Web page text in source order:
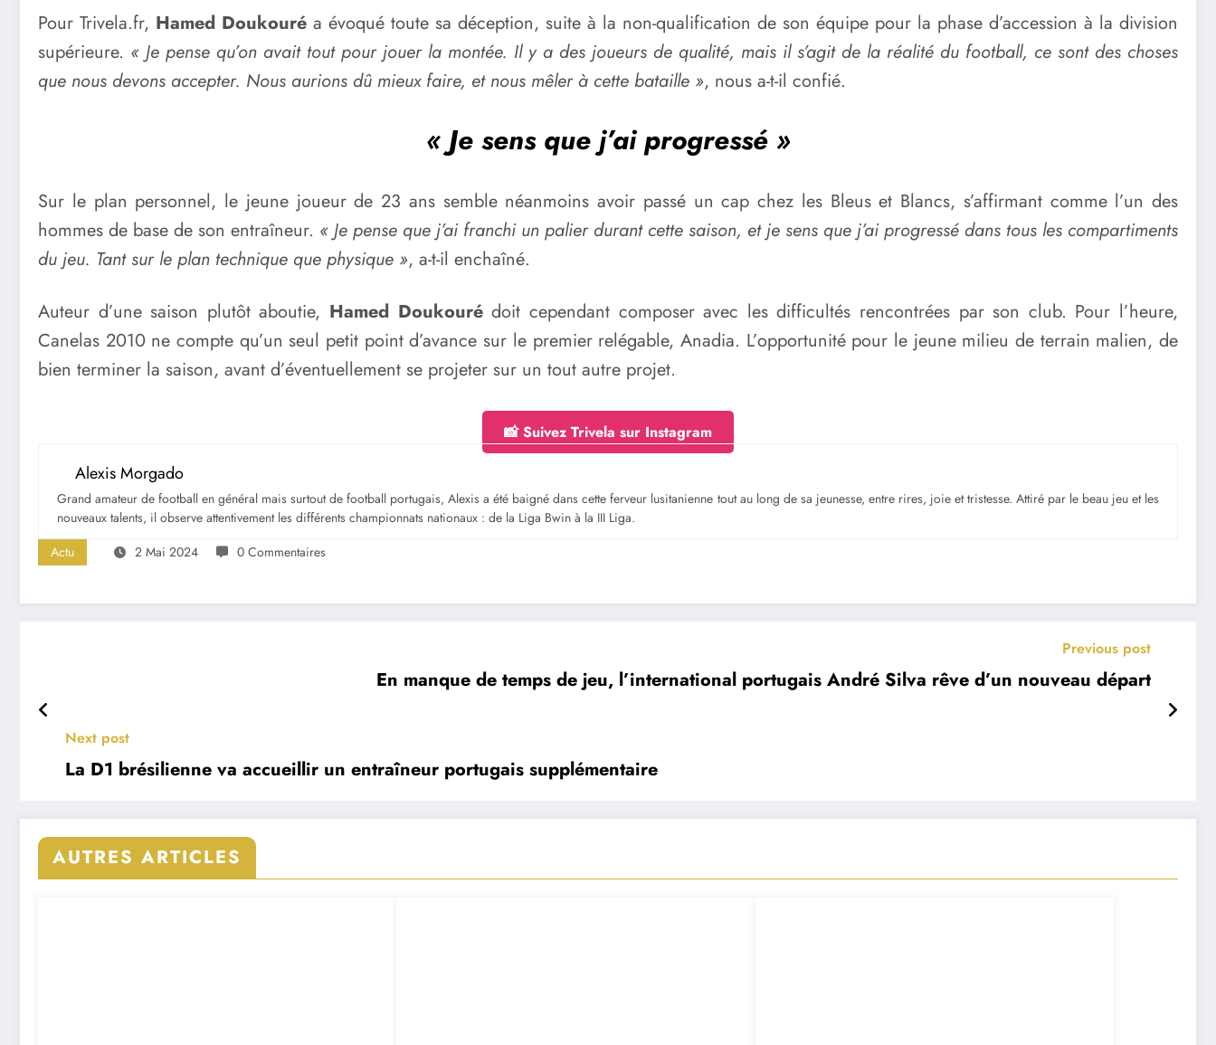
Pour Trivela.fr, Hamed Doukouré a évoqué toute sa déception, suite à la non-qualification de son équipe pour la phase d’accession à la division
supérieure. « Je pense qu’on avait tout pour jouer la montée. Il y a des joueurs de qualité, mais il s’agit de la réalité du football, ce sont des choses
que nous devons accepter. Nous aurions dû mieux faire, et nous mêler à cette bataille », nous a-t-il confié.
« Je sens que j’ai progressé »
Sur le plan personnel, le jeune joueur de 23 ans semble néanmoins avoir passé un cap chez les Bleus et Blancs, s’affirmant comme l’un des
hommes de base de son entraîneur. « Je pense que j’ai franchi un palier durant cette saison, et je sens que j’ai progressé dans tous les compartiments
du jeu. Tant sur le plan technique que physique », a-t-il enchaîné.
Auteur d’une saison plutôt aboutie, Hamed Doukourédoit cependant composer avec les difficultés rencontrées par son club. Pour l’heure,
Canelas 2010 ne compte qu’un seul petit point d’avance sur le premier relégable, Anadia. L’opportunité pour le jeune milieu de terrain malien, de
bien terminer la saison, avant d’éventuellement se projeter sur un tout autre projet.
📸 Suivez Trivela sur Instagram
Alexis Morgado
Grand amateur de football en général mais surtout de football portugais, Alexis a été baigné dans cette ferveur lusitanienne tout au long de sa jeunesse, entre rires, joie et tristesse. Attiré par le beau jeu et les
nouveaux talents, il observe attentivement les différents championnats nationaux : de la Liga Bwin à la III Liga.
Actu
2 Mai 2024 0 Commentaires
Previous post
En manque de temps de jeu, l’international portugais André Silva rêve d’un nouveau départ
Next post
La D1 brésilienne va accueillir un entraîneur portugais supplémentaire
AUTRES ARTICLES